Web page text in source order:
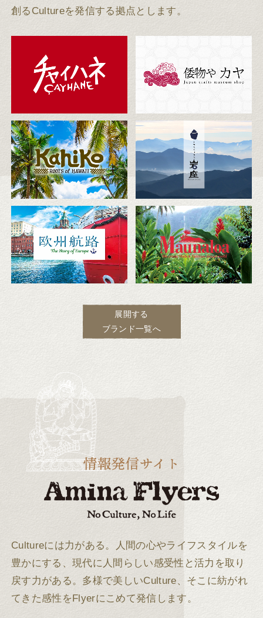
創るCultureを発信する拠点とします。
展開する
ブランド一覧へ
Cultureには力がある。
人間の心やライフスタイルを
豊かにする、現代に人間らしい感受性と活力を取り
戻す力がある。 多様で美しいCulture、そこに紡がれ
てきた感性をFlyerにこめて発信します。